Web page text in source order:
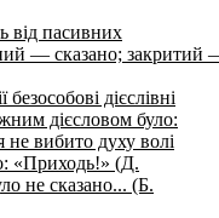
від пасивних
— сказано; закритий
дієслівні
дієсловом було:
вибито духу волі
«Приходь!» (Д.
не сказано... (Б.